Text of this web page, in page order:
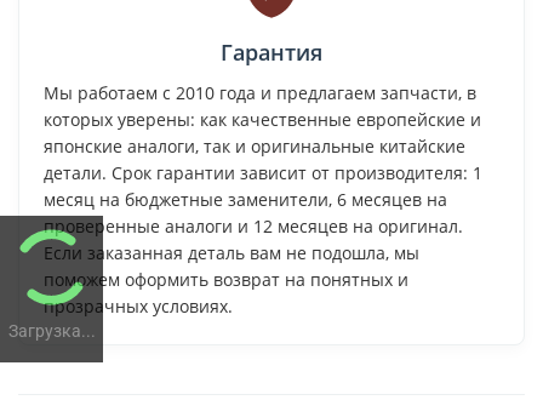
Загрузка...
Гарантия
Мы работаем с 2010 года и предлагаем запчасти, в
которых уверены: как качественные европейские и
японские аналоги, так и оригинальные китайские
детали. Срок гарантии зависит от производителя: 1
месяц на бюджетные заменители, 6 месяцев на
проверенные аналоги и 12 месяцев на оригинал.
Если заказанная деталь вам не подошла, мы
поможем оформить возврат на понятных и
прозрачных условиях.